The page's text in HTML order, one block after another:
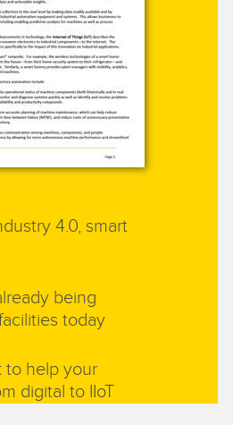
셋
4.0, smart
being
today
to help your
digital to IIoT